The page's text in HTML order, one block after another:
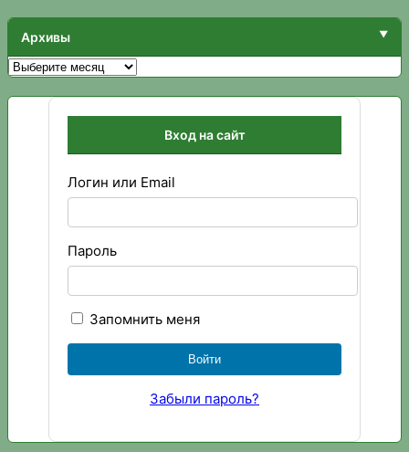
Архивы
Архивы
Вход на сайт
Логин или Email
Пароль
Запомнить меня
Забыли пароль?